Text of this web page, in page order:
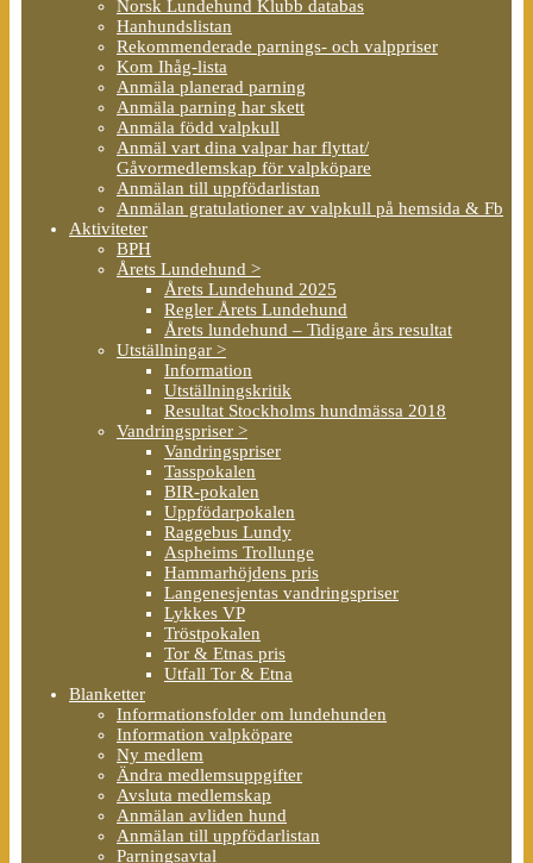
Norsk Lundehund Klubb databas
Hanhundslistan
Rekommenderade parnings- och valppriser
Kom Ihåg-lista
Anmäla planerad parning
Anmäla parning har skett
Anmäla född valpkull
Anmäl vart dina valpar har flyttat/
Gåvormedlemskap för valpköpare
Anmälan till uppfödarlistan
Anmälan gratulationer av valpkull på hemsida & Fb
Aktiviteter
BPH
Årets Lundehund >
Årets Lundehund 2025
Regler Årets Lundehund
Årets lundehund – Tidigare års resultat
Utställningar >
Information
Utställningskritik
Resultat Stockholms hundmässa 2018
Vandringspriser >
Vandringspriser
Tasspokalen
BIR-pokalen
Uppfödarpokalen
Raggebus Lundy
Aspheims Trollunge
Hammarhöjdens pris
Langenesjentas vandringspriser
Lykkes VP
Tröstpokalen
Tor & Etnas pris
Utfall Tor & Etna
Blanketter
Informationsfolder om lundehunden
Information valpköpare
Ny medlem
Ändra medlemsuppgifter
Avsluta medlemskap
Anmälan avliden hund
Anmälan till uppfödarlistan
Parningsavtal